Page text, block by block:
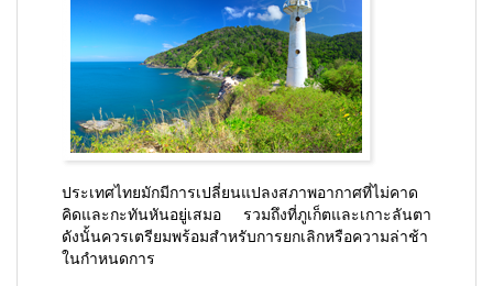
ประเทศไทยมักมีการเปลี่ยนแปลงสภาพอากาศที่ไม่คาด
คิดและกะทันหันอยู่เสมอ รวมถึงที่ภูเก็ตและเกาะลันตา
ดังนั้นควรเตรียมพร้อมสำหรับการยกเลิกหรือความล่าช้า
ในกำหนดการ